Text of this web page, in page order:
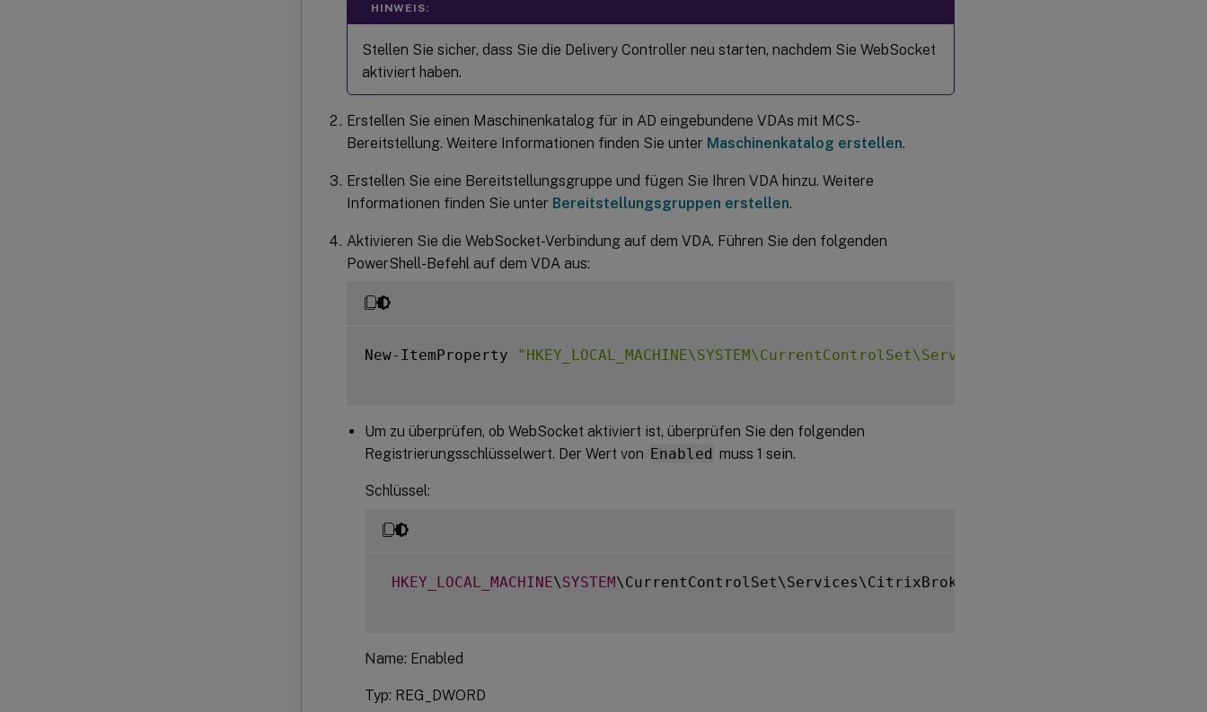
HINWEIS:
Stellen Sie sicher, dass Sie die Delivery Controller neu starten, nachdem Sie WebSocket
aktiviert haben.
Erstellen Sie einen Maschinenkatalog für in AD eingebundene VDAs mit MCS-
Bereitstellung. Weitere Informationen finden Sie unter Maschinenkatalog erstellen.
Erstellen Sie eine Bereitstellungsgruppe und fügen Sie Ihren VDA hinzu. Weitere
Informationen finden Sie unter Bereitstellungsgruppen erstellen.
Aktivieren Sie die WebSocket-Verbindung auf dem VDA. Führen Sie den folgenden
PowerShell-Befehl auf dem VDA aus:
New-ItemProperty
Um zu überprüfen, ob WebSocket aktiviert ist, überprüfen Sie den folgenden
Registrierungsschlüsselwert. Der Wert von Enabled muss 1 sein.
Schlüssel:
HKEY_LOCAL_MACHINE\SYSTEM\CurrentControlSet\Services\CitrixBrokerAgent\WebSocket
Name: Enabled
Typ: REG_DWORD